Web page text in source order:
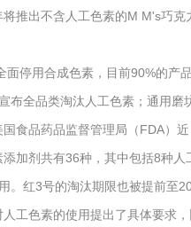
推出不含人工色素的M M's巧
面停用合成色素，目前90%的
布全品类淘汰人工色素；通用
食品药品监督管理局（FDA）
加剂共有36种，其中包括8种
。红3号的淘汰期限也被提前至
工色素的使用提出了具体要求